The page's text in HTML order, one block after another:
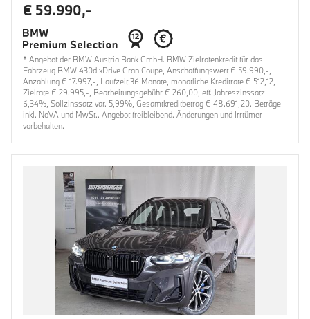
€ 59.990,-
* Angebot der BMW Austria Bank GmbH. BMW Zielratenkredit für das
Fahrzeug BMW 430d xDrive Gran Coupe, Anschaffungswert € 59.990,-,
Anzahlung € 17.997,-, Laufzeit 36 Monate, monatliche Kreditrate € 512,12,
Zielrate € 29.995,-, Bearbeitungsgebühr € 260,00, eff. Jahreszinssatz
6,34%, Sollzinssatz var. 5,99%, Gesamtkreditbetrag € 48.691,20. Beträge
inkl. NoVA und MwSt.. Angebot freibleibend. Änderungen und Irrtümer
vorbehalten.